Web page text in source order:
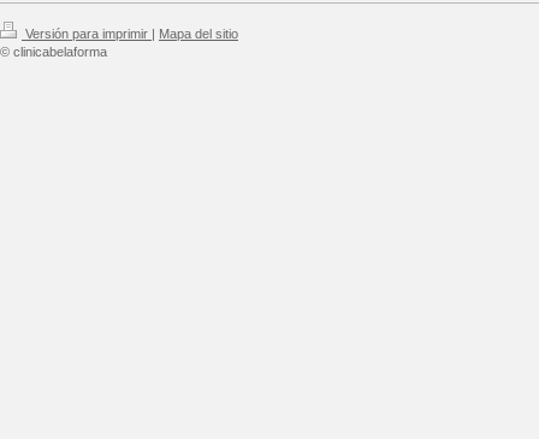
Versión para imprimir | Mapa del sitio
© clinicabelaforma